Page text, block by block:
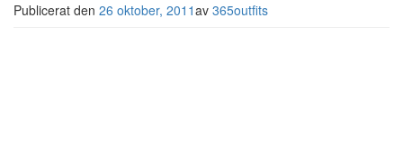
Publicerat den 26 oktober, 2011av 365outfits